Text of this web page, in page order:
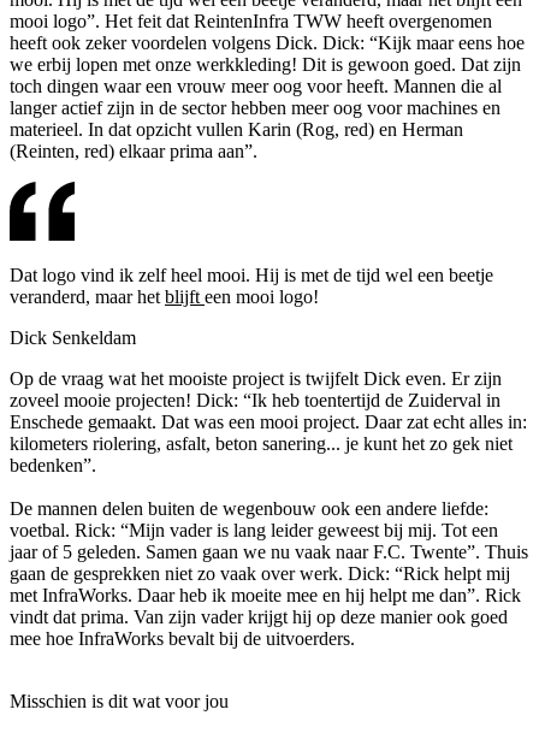
mooi logo”. Het feit dat ReintenInfra TWW heeft overgenomen
heeft ook zeker voordelen volgens Dick. Dick: “Kijk maar eens hoe
we erbij lopen met onze werkkleding! Dit is gewoon goed. Dat zijn
toch dingen waar een vrouw meer oog voor heeft. Mannen die al
langer actief zijn in de sector hebben meer oog voor machines en
materieel. In dat opzicht vullen Karin (Rog, red) en Herman
(Reinten, red) elkaar prima aan”.
Dat logo vind ik zelf heel mooi. Hij is met de tijd wel een beetje
veranderd, maar het blijft een mooi logo!
Dick Senkeldam
Op de vraag wat het mooiste project is twijfelt Dick even. Er zijn
zoveel mooie projecten! Dick: “Ik heb toentertijd de Zuiderval in
Enschede gemaakt. Dat was een mooi project. Daar zat echt alles in:
kilometers riolering, asfalt, beton sanering... je kunt het zo gek niet
bedenken”.
De mannen delen buiten de wegenbouw ook een andere liefde:
voetbal. Rick: “Mijn vader is lang leider geweest bij mij. Tot een
jaar of 5 geleden. Samen gaan we nu vaak naar F.C. Twente”. Thuis
gaan de gesprekken niet zo vaak over werk. Dick: “Rick helpt mij
met InfraWorks. Daar heb ik moeite mee en hij helpt me dan”. Rick
vindt dat prima. Van zijn vader krijgt hij op deze manier ook goed
mee hoe InfraWorks bevalt bij de uitvoerders.
Misschien is dit wat voor jou